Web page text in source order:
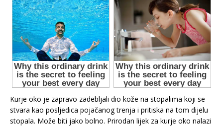
Kurje oko je zapravo zadebljali dio kože na stopalima koji se
stvara kao posljedica pojačanog trenja i pritiska na tom dijelu
stopala. Može biti jako bolno. Prirodan lijek za kurje oko nalazi